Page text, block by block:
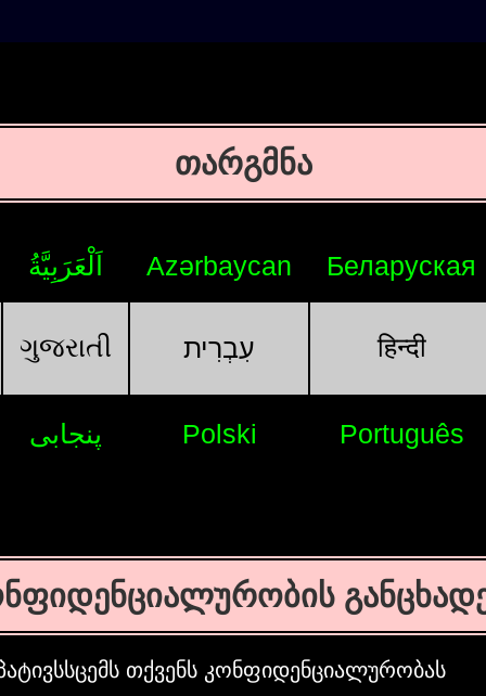
თარგმნა
اَلْعَرَبِيَّةُ Azərbaycan Беларуская
ગુજરાતી עִבְרִית हिन्दी
پنجابی Polski Português
თქვენს კონფიდენციალურობას